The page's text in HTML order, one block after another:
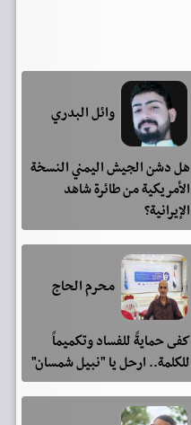
وائل البدري
هل دشن الجيش اليمني النسخة
الأمريكية من طائرة شاهد
الإيرانية؟
محرم الحاج
كفى حمايةً للفساد وتكميماً
للكلمة.. ارحل يا "نبيل شمسان"